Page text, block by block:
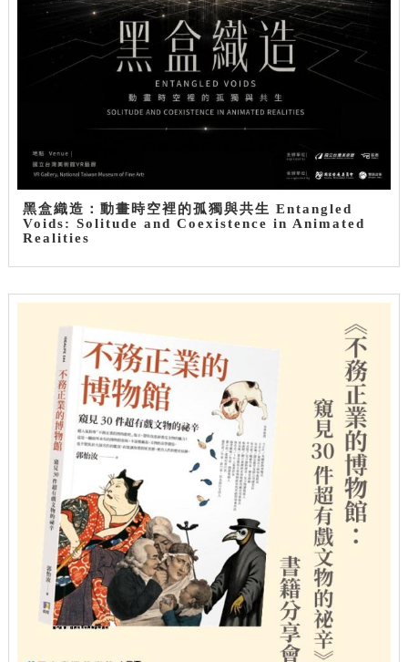
黑盒織造：動畫時空裡的孤獨與共生 Entangled
Voids: Solitude and Coexistence in Animated
Realities